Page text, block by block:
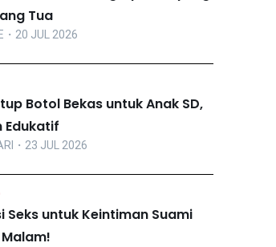
Tua
・20 JUL 2026
Botol Bekas untuk Anak SD,
Edukatif
・23 JUL 2026
Seks untuk Keintiman Suami